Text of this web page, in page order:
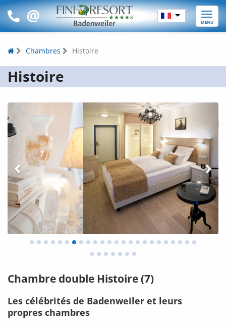
Toggle
MENU
Chambres Histoire
Histoire
Chambre double Histoire (7)
Les célébrités de Badenweiler et leurs
propres chambres